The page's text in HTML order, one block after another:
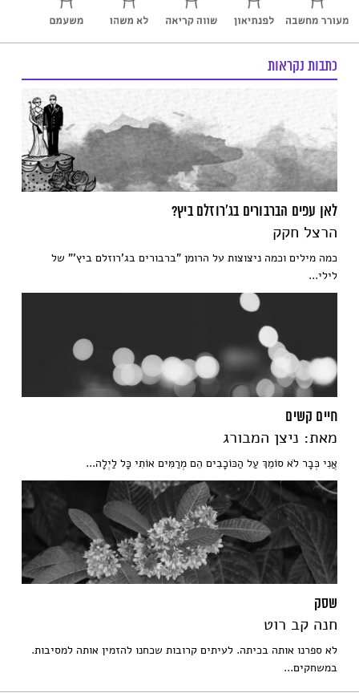
כתבות נקראות
לאן עפים הברבורים בג'רוזלם ביץ?
הרצל חקק
כמה מילים וכמה ניצוצות על הרומן "ברבורים בג'רוזלם ביץ'" של
לילי...
חיים קשים
מאת: ניצן המבורג
אֲנִי כְּבָר לֹא סוֹמֵךְ עַל הַכּוֹכָבִים הֵם מְרַמִּים אוֹתִי כָּל לַיְלָה...
שסק
חנה קב רוט
לא ספרנו אותה בכיתה. לעיתים קרובות שכחנו להזמין אותה למסיבות.
במשחקים...